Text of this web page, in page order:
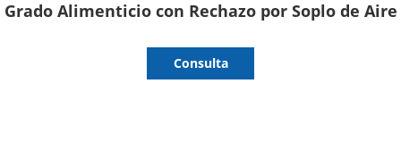
Grado Alimenticio con Rechazo por Soplo de Aire
Consulta